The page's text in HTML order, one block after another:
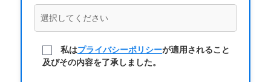
私はプライバシーポリシーが適用されること
及びその内容を了承しました。